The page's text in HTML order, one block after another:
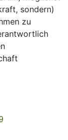
sondern)
zu